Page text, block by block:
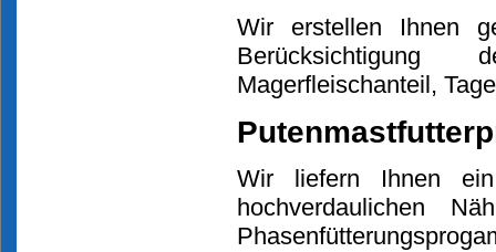
Wir erstellen Ihnen
Magerfleischanteil,
Wir liefern Ihnen
hochverdaulichen